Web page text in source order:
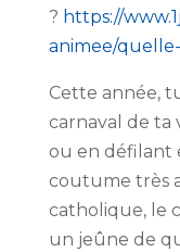
? https://
animee/
Cette année,
carnaval de ta
ou en défilant
coutume très
catholique, le
un jeûne de